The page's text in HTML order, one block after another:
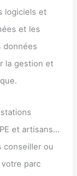
logiciels et
et les
données
la gestion et
et artisans…
conseiller ou
parc